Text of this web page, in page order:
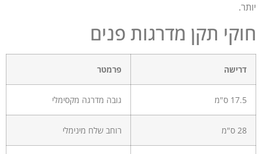
תקן מדרגות פנים
פרמטר
גובה מדרגה מקסימלי
רוחב שלח מינימלי